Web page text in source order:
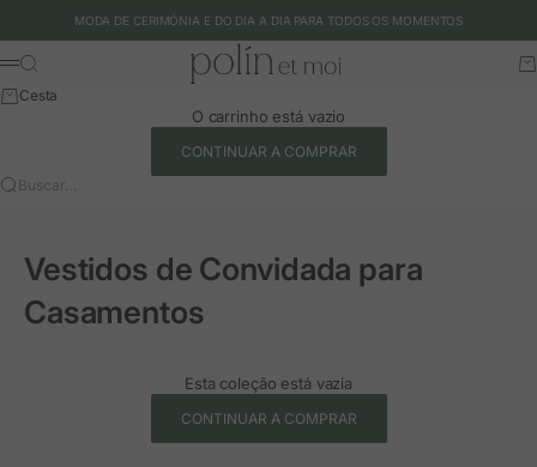
MODA DE CERIMÓNIA E DO DIA A DIA PARA TODOS OS MOMENTOS
Polín et moi - EU
Menu
Buscar
Cesta
O carrinho está vazio
CONTINUAR A COMPRAR
Buscar…
Vestidos de Convidada para
Casamentos
Esta coleção está vazia
CONTINUAR A COMPRAR